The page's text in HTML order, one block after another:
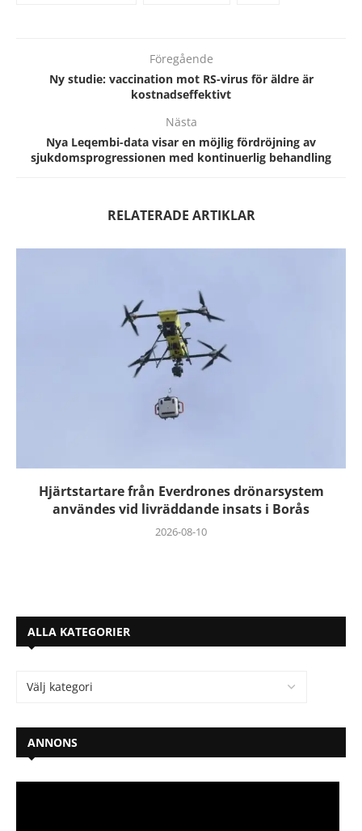
Föregående
Ny studie: vaccination mot RS-virus för äldre är
kostnadseffektivt
Nästa
Nya Leqembi-data visar en möjlig fördröjning av
sjukdomsprogressionen med kontinuerlig behandling
RELATERADE ARTIKLAR
Hjärtstartare från Everdrones drönarsystem
användes vid livräddande insats i Borås
2026-08-10
ALLA KATEGORIER
ANNONS